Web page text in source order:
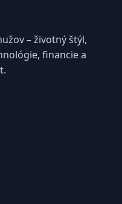
– životný štýl,
financie a